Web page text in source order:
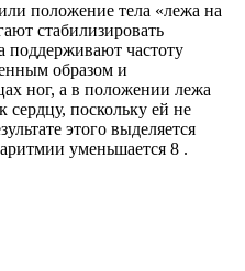
положение тела «лежа на
стабилизировать
поддерживают частоту
образом и
ног, а в положении лежа
сердцу, поскольку ей не
этого выделяется
уменьшается 8 .